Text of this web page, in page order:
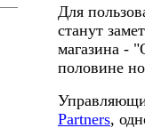
Для
станут
магазина -
половине
Partners,